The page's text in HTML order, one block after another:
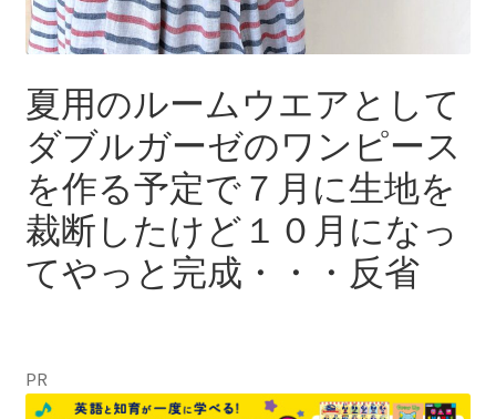
夏用のルームウエアとして
ダブルガーゼのワンピース
を作る予定で７月に生地を
裁断したけど１０月になっ
てやっと完成・・・反省
PR